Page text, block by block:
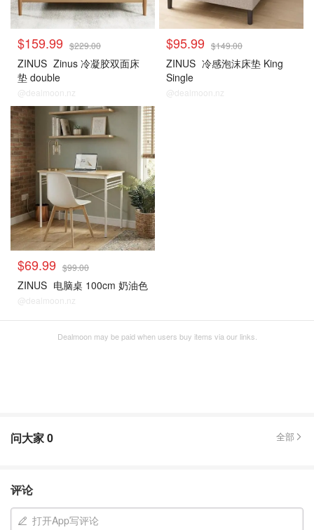
$159.99 $229.00
ZINUS Zinus 冷凝胶双面床
垫 double
@dealmoon.nz
$95.99 $149.00
ZINUS 冷感泡沫床垫 King
Single
@dealmoon.nz
$69.99 $99.00
ZINUS 电脑桌 100cm 奶油色
@dealmoon.nz
Dealmoon may be paid when users buy items via our links.
问大家0 全部
评论
打开App写评论